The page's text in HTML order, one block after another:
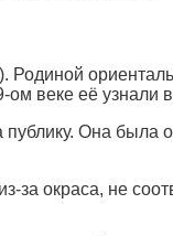
Родиной
веке её узнали в
Она была
за окраса, не